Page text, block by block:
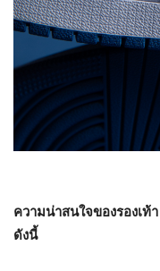
ความน่าสนใจของรองเท้า
ดังนี้